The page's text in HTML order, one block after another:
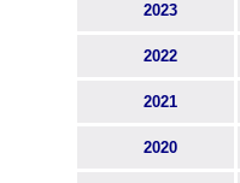
2023
2022
2021
2020